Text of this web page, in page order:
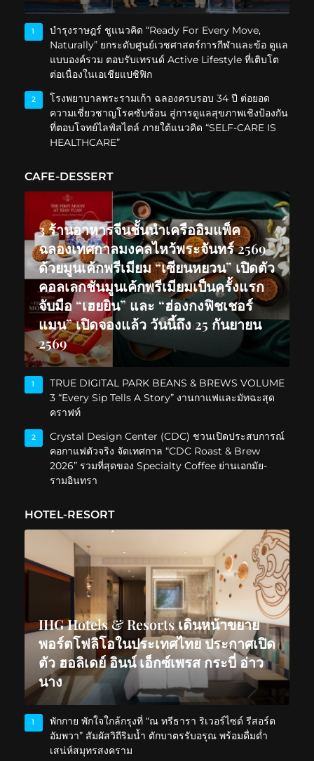
1
บำรุงราษฎร์ ชูแนวคิด “Ready For Every Move,
Naturally” ยกระดับศูนย์เวชศาสตร์การกีฬาและข้อ ดูแล
แบบองค์รวม ตอบรับเทรนด์ Active Lifestyle ที่เติบโต
ต่อเนื่องในเอเชียแปซิฟิก
2
โรงพยาบาลพระรามเก้า ฉลองครบรอบ 34 ปี ต่อยอด
ความเชี่ยวชาญโรคซับซ้อน สู่การดูแลสุขภาพเชิงป้องกัน
ที่ตอบโจทย์ไลฟ์สไตล์ ภายใต้แนวคิด “SELF-CARE IS
HEALTHCARE”
CAFE-DESSERT
3 ร้านอาหารจีนชั้นนำเครืออิมแพ็ค
ฉลองเทศกาลมงคลไหว้พระจันทร์ 2569
ด้วยมูนเค้กพรีเมียม “เซียนหยวน” เปิดตัว
คอลเลกชันมูนเค้กพรีเมียมเป็นครั้งแรก
จับมือ “เฮยยิน” และ “ฮ่องกงฟิชเชอร์
แมน” เปิดจองแล้ว วันนี้ถึง 25 กันยายน
2569
1
TRUE DIGITAL PARK BEANS & BREWS VOLUME
3 “Every Sip Tells A Story” งานกาแฟและมัทฉะสุด
คราฟท์
2
Crystal Design Center (CDC) ชวนเปิดประสบการณ์
คอกาแฟตัวจริง จัดเทศกาล “CDC Roast & Brew
2026” รวมที่สุดของ Specialty Coffee ย่านเอกมัย-
รามอินทรา
HOTEL-RESORT
IHG Hotels & Resorts เดินหน้าขยาย
พอร์ตโฟลิโอในประเทศไทย ประกาศเปิด
ตัว ฮอลิเดย์ อินน์ เอ็กซ์เพรส กระบี่ อ่าว
นาง
1
พักกาย พักใจใกล้กรุงที่ “ณ ทรีธารา ริเวอร์ไซด์ รีสอร์ต
อัมพวา” สัมผัสวิถีริมน้ำ ตักบาตรรับอรุณ พร้อมดื่มด่ำ
เสน่ห์สมุทรสงคราม